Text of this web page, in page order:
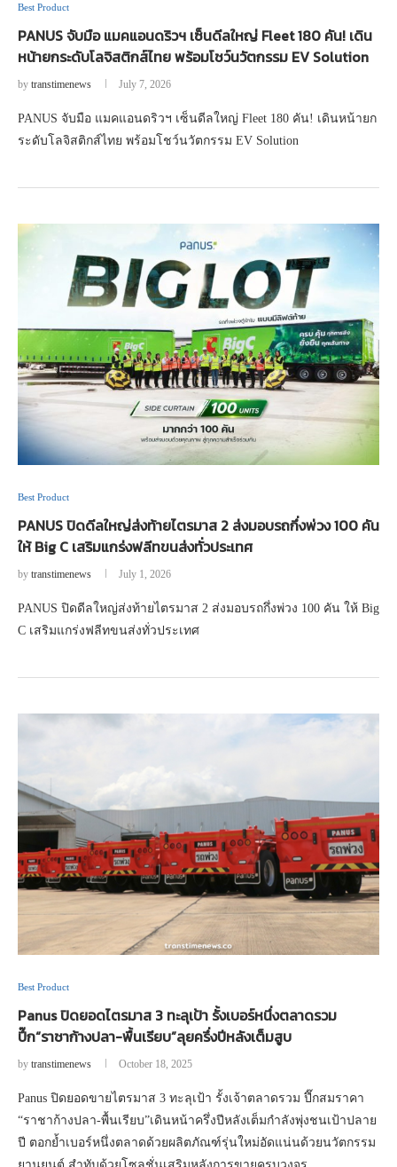
Best Product
PANUS จับมือ แมคแอนดริวฯ เซ็นดีลใหญ่ Fleet 180 คัน! เดิน
หน้ายกระดับโลจิสติกส์ไทย พร้อมโชว์นวัตกรรม EV Solution
by transtimenews July 7, 2026
PANUS จับมือ แมคแอนดริวฯ เซ็นดีลใหญ่ Fleet 180 คัน! เดินหน้ายก
ระดับโลจิสติกส์ไทย พร้อมโชว์นวัตกรรม EV Solution
Best Product
PANUS ปิดดีลใหญ่ส่งท้ายไตรมาส 2 ส่งมอบรถกึ่งพ่วง 100 คัน
ให้ Big C เสริมแกร่งฟลีทขนส่งทั่วประเทศ
by transtimenews July 1, 2026
PANUS ปิดดีลใหญ่ส่งท้ายไตรมาส 2 ส่งมอบรถกึ่งพ่วง 100 คัน ให้ Big
C เสริมแกร่งฟลีทขนส่งทั่วประเทศ
Best Product
Panus ปิดยอดไตรมาส 3 ทะลุเป้า รั้งเบอร์หนึ่งตลาดรวม
ปึ๊ก“ราชาก้างปลา-พื้นเรียบ”ลุยครึ่งปีหลังเต็มสูบ
by transtimenews October 18, 2025
Panus ปิดยอดขายไตรมาส 3 ทะลุเป้า รั้งเจ้าตลาดรวม ปึ๊กสมราคา
“ราชาก้างปลา-พื้นเรียบ”เดินหน้าครึ่งปีหลังเต็มกำลังพุ่งชนเป้าปลาย
ปี ตอกย้ำเบอร์หนึ่งตลาดด้วยผลิตภัณฑ์รุ่นใหม่อัดแน่นด้วยนวัตกรรม